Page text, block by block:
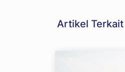
Artikel Terkait